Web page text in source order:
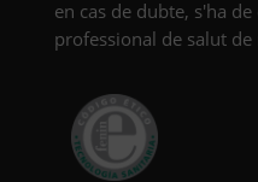
en cas de dubte, s'ha
professional de salut de